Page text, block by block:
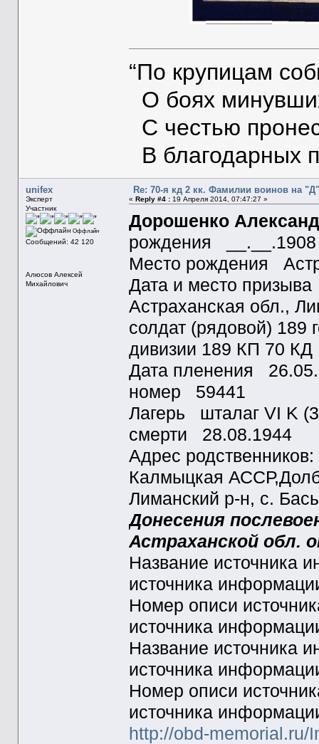
“По крупицам
О боях
С честью
В благодарных
unifex
Эксперт
Участник
Оффлайн
Сообщений: 42 120
Алюсов Алексей
Михайлович
Re: 70-я кд 2 кк. Фамилии воинов на
« Reply #4 :19 Апреля 2014, 07:47:27 »
Дорошенко
рождения __.__.1908
Место рождения
Дата и место
Астраханская обл.,
солдат (рядовой) 189
дивизии 189 КП 70 КД
Дата пленения
номер 59441
Лагерь шталаг VI K
смерти 28.08.1944
Адрес
Калмыцкая
Лиманский р-н, с.
Донесения
Астраханской обл.
Название
источника
Номер описи
источника
Название
источника
Номер описи
источника
http://obd-memorial.ru/